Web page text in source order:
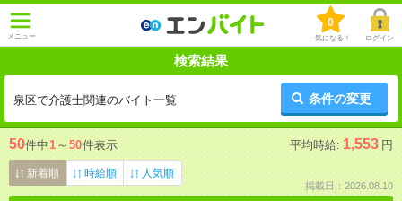
メニュー
0
気になる！ ログイン
検索結果
泉区で介護士関連のバイト一覧 条件の変更
50件中1 ～ 50件表示 平均時給: 1,553 円
新着順 時給順 人気順
掲載日：2026.08.10